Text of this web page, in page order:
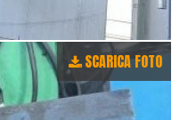
SCARICA FOTO